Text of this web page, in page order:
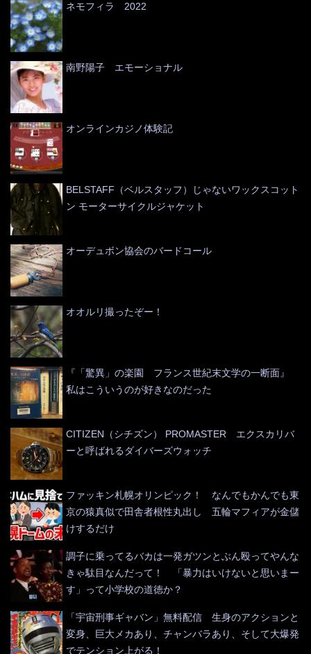
ネモフィラ 2022
南野陽子 エモーショナル
オンラインカジノ体験記
BELSTAFF（ベルスタッフ）じゃないワックスコット
ン モーターサイクルジャケット
オーデュボン協会のバードコール
オオルリ撮ったぞー！
『「驚異」の楽園 フランス世紀末文学の一断面』
私はこういうのが好きなのだった
CITIZEN（シチズン） PROMASTER エクスカリバ
ーと呼ばれるダイバーズウォッチ
ファッキン札幌オリンピック！ なんでもかんでも東
京の猿真似で田舎者根性丸出し 五輪マフィアが金儲
けするだけ
調子に乗ってるバカは一発ガツンとぶん殴ってやんな
きゃ駄目なんだって！ 「暴力はいけないと思いまー
す」って小学校の道徳か？
「宇宙刑事ギャバン」無料配信 生身のアクションと
変身、巨大メカあり、チャンバラあり、そして大爆発
でテンション上がる！